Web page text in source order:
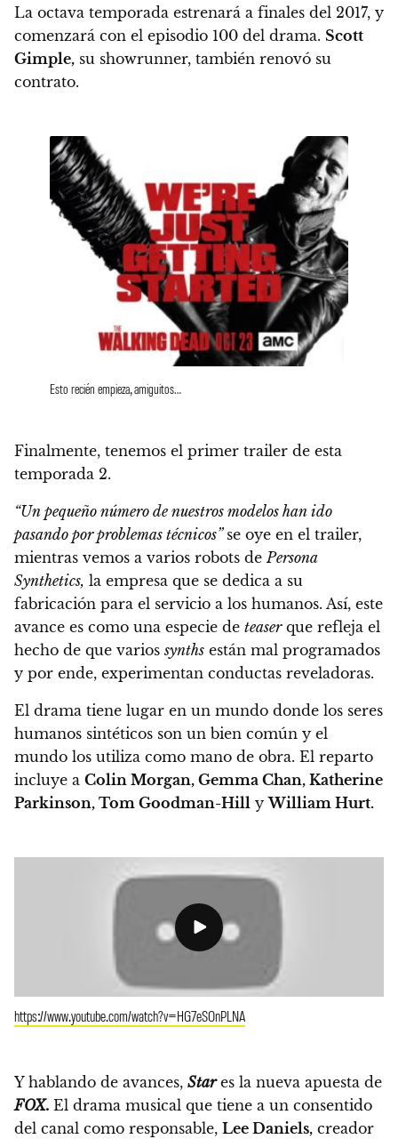
La octava temporada estrenará a finales del 2017, y
comenzará con el episodio 100 del drama. Scott
Gimple, su showrunner, también renovó su
contrato.
Esto recién empieza, amiguitos…
Finalmente, tenemos el primer trailer de esta
temporada 2.
“Un pequeño número de nuestros modelos han ido
pasando por problemas técnicos” se oye en el trailer,
mientras vemos a varios robots dePersona
Synthetics, la empresa que se dedica a su
fabricación para el servicio a los humanos. Así, este
avance es como una especie de teaserque refleja el
hecho de que variossynths están mal programados
y por ende, experimentan conductas reveladoras.
El drama tiene lugar en un mundo donde los seres
humanos sintéticos son un bien común y el
mundo los utiliza como mano de obra. El reparto
incluye a Colin Morgan, Gemma Chan, Katherine
Parkinson, Tom Goodman-Hill yWilliam Hurt.
https://www.youtube.com/watch?v=HG7eSOnPLNA
Y hablando de avances, Stares la nueva apuesta de
FOX. El drama musical que tiene a un consentido
del canal como responsable, Lee Daniels, creador